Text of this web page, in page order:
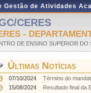
Gestão de Atividades
CERES
-
DE ENSINO SUPERIOR DO
Notícias
07/10/2024
Término do
15/08/2024
Resultado final da